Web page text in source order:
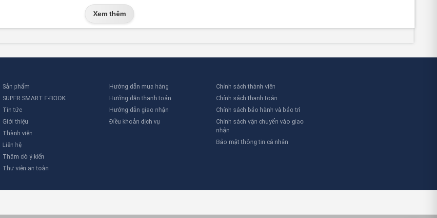
cậy cao
biến
FM…
sơ đồ đấu nối và báo giá tốt nhất cho dự án của bạn
Xem thêm
Sản phẩm
SUPER SMART E-BOOK
Tin tức
Giới thiệu
Thành viên
Liên hệ
Thăm dò ý kiến
Thư viên an toàn
Hướng dẫn mua hàng
Hướng dẫn thanh toán
Hướng dẫn giao nhận
Điều khoản dịch vụ
Chính sách thành viên
Chính sách thanh toán
Chính sách bảo hành và bảo trì
Chính sách vận chuyển vào giao
nhận
Bảo mật thông tin cá nhân